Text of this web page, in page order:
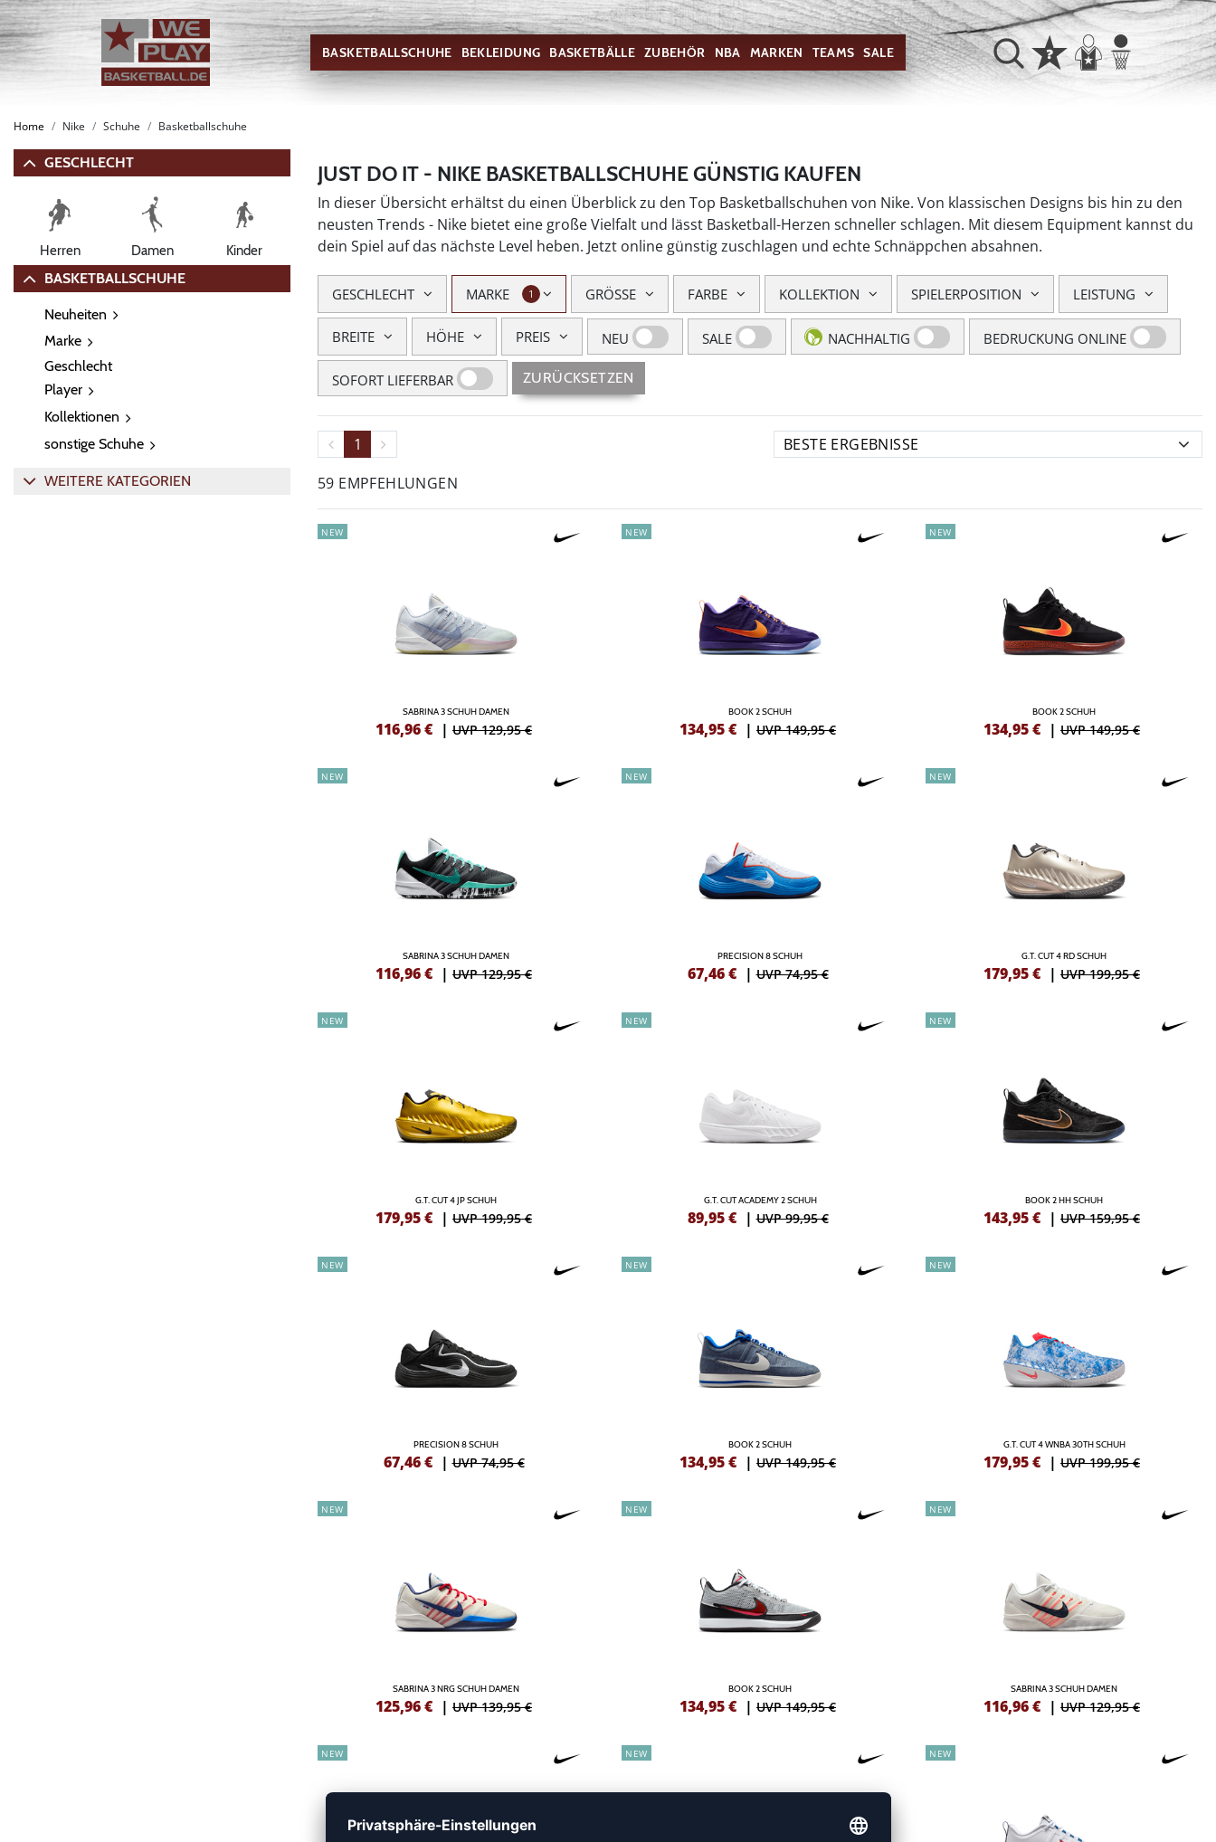
BASKETBALLSCHUHE BEKLEIDUNG BASKETBÄLLE ZUBEHÖR NBA MARKEN TEAMS SALE
Home Nike Schuhe Basketballschuhe
GESCHLECHT
Herren Damen Kinder
BASKETBALLSCHUHE
Neuheiten
Marke
Geschlecht
Player
Kollektionen
sonstige Schuhe
WEITERE KATEGORIEN
JUST DO IT - NIKE BASKETBALLSCHUHE GÜNSTIG KAUFEN
In dieser Übersicht erhältst du einen Überblick zu den Top Basketballschuhen von Nike. Von klassischen Designs bis hin zu den
neusten Trends - Nike bietet eine große Vielfalt und lässt Basketball-Herzen schneller schlagen. Mit diesem Equipment kannst du
dein Spiel auf das nächste Level heben. Jetzt online günstig zuschlagen und echte Schnäppchen absahnen.
GESCHLECHT MARKE 1 GRÖSSE FARBE KOLLEKTION SPIELERPOSITION LEISTUNG
BREITE HÖHE PREIS NEU SALE NACHHALTIG BEDRUCKUNG ONLINE
SOFORT LIEFERBAR ZURÜCKSETZEN
1
59 EMPFEHLUNGEN
NEW
SABRINA 3 SCHUH DAMEN
116,96€ | UVP 129,95 €
NEW
BOOK 2 SCHUH
134,95€ | UVP 149,95 €
NEW
BOOK 2 SCHUH
134,95€ | UVP 149,95 €
NEW
SABRINA 3 SCHUH DAMEN
116,96€ | UVP 129,95 €
NEW
PRECISION 8 SCHUH
67,46 € |UVP 74,95 €
NEW
G.T. CUT 4 RD SCHUH
179,95€ | UVP 199,95 €
NEW
G.T. CUT 4 JP SCHUH
179,95€ | UVP 199,95 €
NEW
G.T. CUT ACADEMY 2 SCHUH
89,95 € |UVP 99,95 €
NEW
BOOK 2 HH SCHUH
143,95€ | UVP 159,95 €
NEW
PRECISION 8 SCHUH
67,46 € |UVP 74,95 €
NEW
BOOK 2 SCHUH
134,95€ | UVP 149,95 €
NEW
G.T. CUT 4 WNBA 30TH SCHUH
179,95€ | UVP 199,95 €
NEW
SABRINA 3 NRG SCHUH DAMEN
125,96€ | UVP 139,95 €
NEW
BOOK 2 SCHUH
134,95€ | UVP 149,95 €
NEW
SABRINA 3 SCHUH DAMEN
116,96€ | UVP 129,95 €
NEW NEW NEW